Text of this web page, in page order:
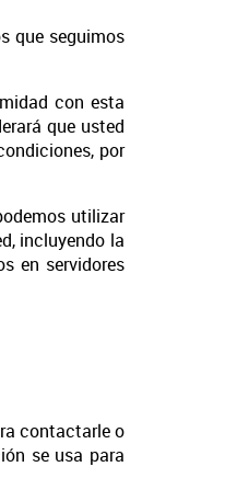
que seguimos
con esta
que usted
por
utilizar
incluyendo la
en servidores
contactarle o
se usa para